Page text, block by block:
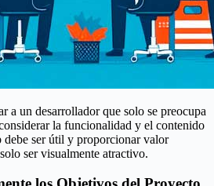
a un desarrollador que solo se preocupa
la funcionalidad y el contenido
ser útil y proporcionar valor
ser visualmente atractivo.